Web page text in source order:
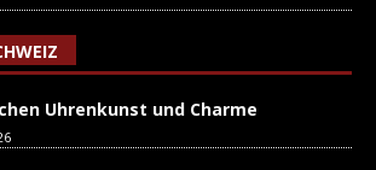
Uhrenkunst und Charme